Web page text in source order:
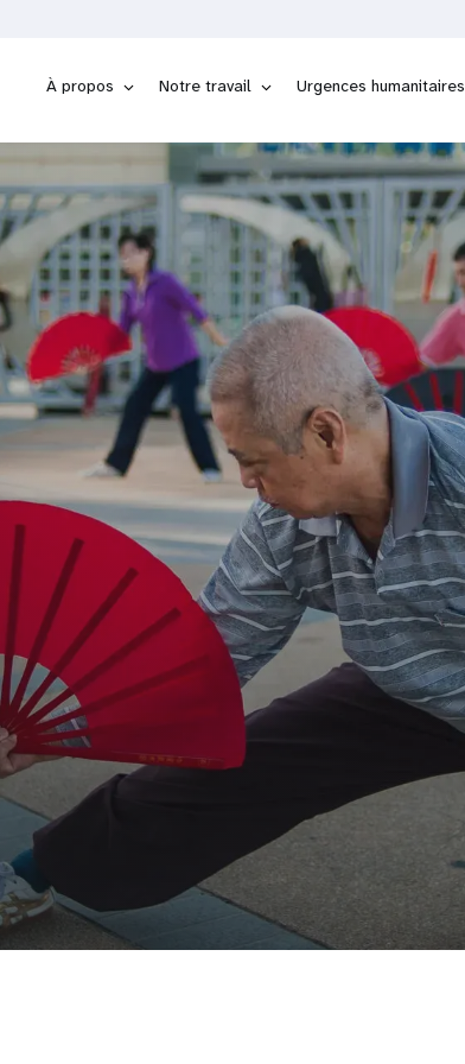
À propos Notre travail Urgences humanitaires